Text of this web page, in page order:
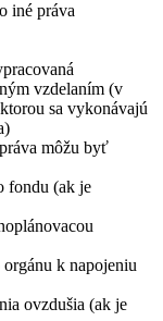
iné práva
vzdelaním (v
sa vykonávajú
môžu byť
fondu (ak je
orgánu k napojeniu
ovzdušia (ak je